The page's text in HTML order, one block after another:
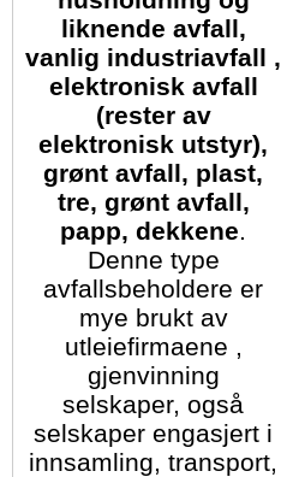
liknende avfall,
vanlig industriavfall ,
elektronisk avfall
(rester av
elektronisk utstyr),
grønt avfall, plast,
tre, grønt avfall,
papp, dekkene.
Denne type
avfallsbeholdere er
mye brukt av
utleiefirmaene ,
gjenvinning
selskaper, også
selskaper engasjert i
innsamling, transport,